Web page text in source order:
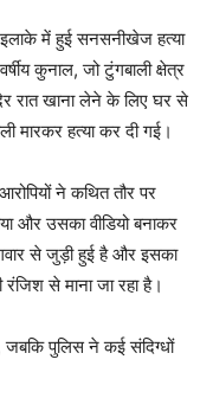
में हुई सनसनीखेज हत्या
कुनाल, जो टुंगबाली क्षेत्र
रात खाना लेने के लिए घर से
मारकर हत्या कर दी गई।
ने कथित तौर पर
और उसका वीडियो बनाकर
से जुड़ी हुई है और इसका
से माना जा रहा है।
जबकि पुलिस ने कई संदिग्धों